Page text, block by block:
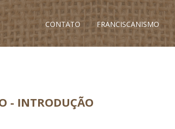
CONTATO FRANCISCANISMO
- INTRODUÇÃO